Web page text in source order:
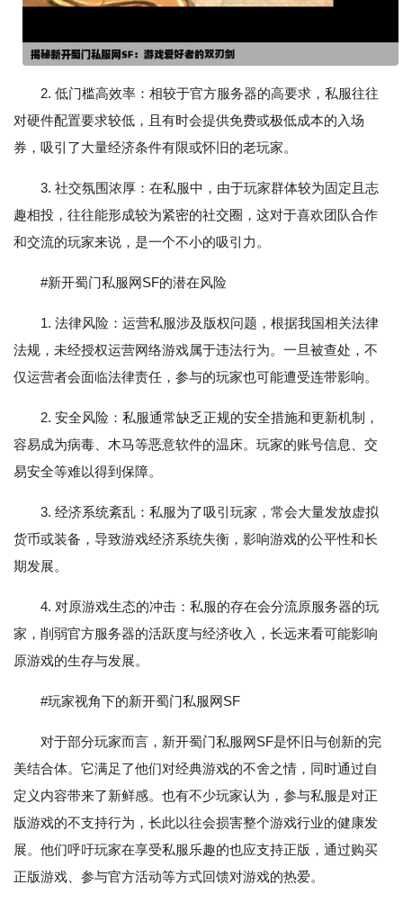
2. 低门槛高效率：相较于官方服务器的高要求，私服往往
对硬件配置要求较低，且有时会提供免费或极低成本的入场
券，吸引了大量经济条件有限或怀旧的老玩家。
3. 社交氛围浓厚：在私服中，由于玩家群体较为固定且志
趣相投，往往能形成较为紧密的社交圈，这对于喜欢团队合作
和交流的玩家来说，是一个不小的吸引力。
#新开蜀门私服网SF的潜在风险
1. 法律风险：运营私服涉及版权问题，根据我国相关法律
法规，未经授权运营网络游戏属于违法行为。一旦被查处，不
仅运营者会面临法律责任，参与的玩家也可能遭受连带影响。
2. 安全风险：私服通常缺乏正规的安全措施和更新机制，
容易成为病毒、木马等恶意软件的温床。玩家的账号信息、交
易安全等难以得到保障。
3. 经济系统紊乱：私服为了吸引玩家，常会大量发放虚拟
货币或装备，导致游戏经济系统失衡，影响游戏的公平性和长
期发展。
4. 对原游戏生态的冲击：私服的存在会分流原服务器的玩
家，削弱官方服务器的活跃度与经济收入，长远来看可能影响
原游戏的生存与发展。
#玩家视角下的新开蜀门私服网SF
对于部分玩家而言，新开蜀门私服网SF是怀旧与创新的完
美结合体。它满足了他们对经典游戏的不舍之情，同时通过自
定义内容带来了新鲜感。也有不少玩家认为，参与私服是对正
版游戏的不支持行为，长此以往会损害整个游戏行业的健康发
展。他们呼吁玩家在享受私服乐趣的也应支持正版，通过购买
正版游戏、参与官方活动等方式回馈对游戏的热爱。